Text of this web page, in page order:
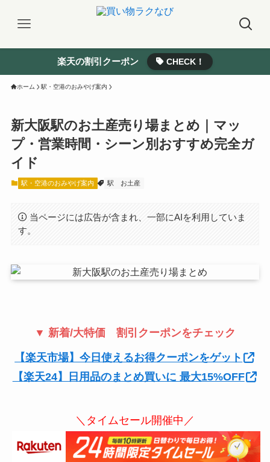
楽天の割引クーポン CHECK！
ホーム 駅・空港のおみやげ案内
新大阪駅のお土産売り場まとめ｜マッ
プ・営業時間・シーン別おすすめ完全ガ
イド
駅・空港のおみやげ案内 駅 お土産
当ページには広告が含まれ、一部にAIを利用していま
す。
▼ 新着/大特価 割引クーポンをチェック
【楽天市場】今日使えるお得クーポンをゲット
【楽天24】日用品のまとめ買いに 最大15%OFF
＼タイムセール開催中／